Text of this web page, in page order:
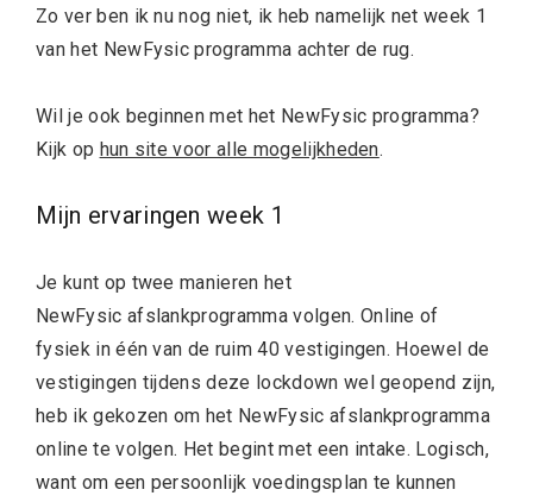
Zo ver ben ik nu nog niet, ik heb namelijk net week 1
van het NewFysic programma achter de rug.
Wil je ook beginnen met het NewFysic programma?
Kijk op hun site voor alle mogelijkheden.
Mijn ervaringen week 1
Je kunt op twee manieren het
NewFysic afslankprogramma volgen. Online of
fysiek in één van de ruim 40 vestigingen. Hoewel de
vestigingen tijdens deze lockdown wel geopend zijn,
heb ik gekozen om het NewFysic afslankprogramma
online te volgen. Het begint met een intake. Logisch,
want om een persoonlijk voedingsplan te kunnen